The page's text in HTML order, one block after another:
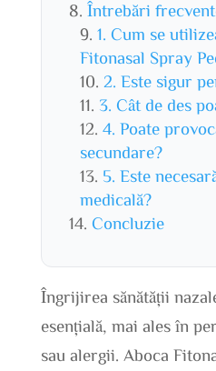
Întrebări
1. Cum se
Fitonasal Spray
2. Este sigur
3. Cât de des
4. Poate
secundare?
5. Este
medicală?
Concluzie
Îngrijirea sănătății
esențială, mai ales în
sau alergii. Aboca